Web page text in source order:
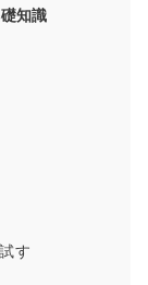
知識
す